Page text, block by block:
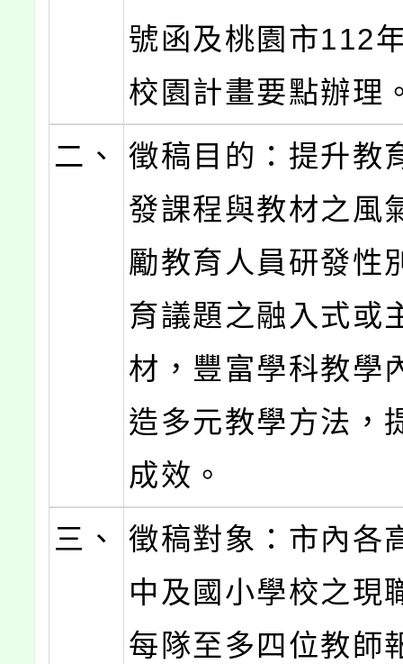
號函及桃園市112
校園計畫要點辦理
二、
徵稿目的：提升教
發課程與教材之風
勵教育人員研發性
育議題之融入式或
材，豐富學科教學
造多元教學方法，
成效。
三、
徵稿對象：市內各
中及國小學校之現
每隊至多四位教師